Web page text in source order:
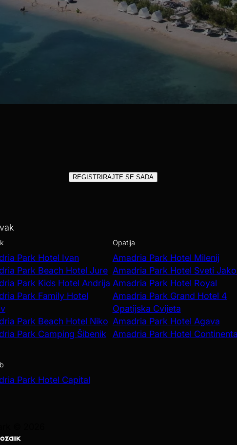
REGISTRIRAJTE SE SADA
Park Hotel Ivan
Park Beach Hotel Jure
Park Kids Hotel Andrija
Park Family Hotel
Park Beach Hotel Niko
Park Camping Šibenik
Park Hotel Capital
Opatija
Amadria Park Hotel Milenij
Amadria Park Hotel Sveti
Amadria Park Hotel Royal
Amadria Park Grand Hotel 4
Opatijska Cvijeta
Amadria Park Hotel Agava
Amadria Park Hotel